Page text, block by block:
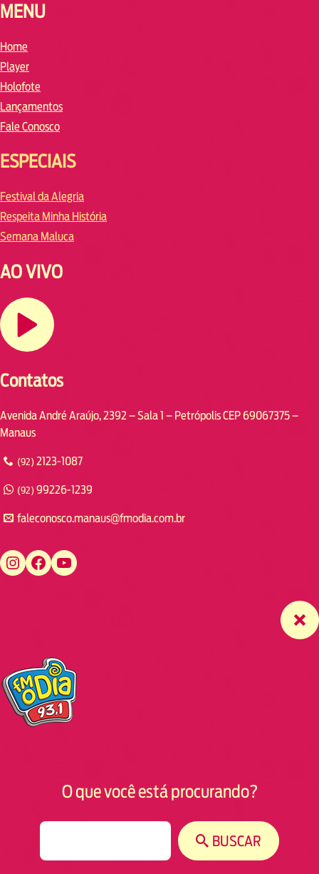
MENU
Home
Player
Holofote
Lançamentos
Fale Conosco
ESPECIAIS
Festival da Alegria
Respeita Minha História
Semana Maluca
AO VIVO
Contatos
Avenida André Araújo, 2392 – Sala 1 – Petrópolis CEP 69067375 –
Manaus
(92) 2123-1087
(92) 99226-1239
faleconosco.manaus@fmodia.com.br
https://www.instagram.com/fmodiamanaus/ https://www.facebook.com/fmodiamanaus https://www.youtube.com/user/radiofmodia
O que você está procurando?
BUSCAR